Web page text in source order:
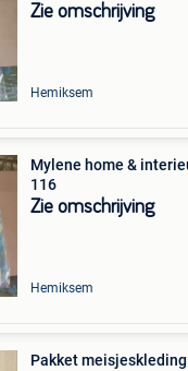
Zie omschrijving
Hemiksem
Mylene home &
116
Zie omschrijving
Hemiksem
Pakket